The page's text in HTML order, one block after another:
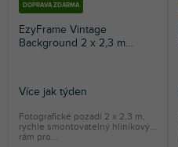
DOPRAVA ZDARMA
EzyFrame Vintage
Background 2 x 2,3 m
Více jak týden
Fotografické pozadí 2 x 2,3 m,
rychle smontovatelný hliníkový
rám pro...